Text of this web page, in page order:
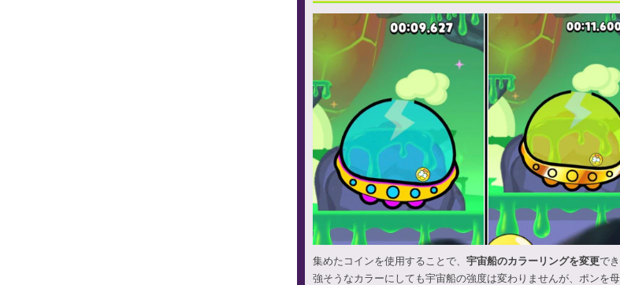
集めたコインを使用することで、 宇宙船のカラーリングを変更でき
強そうなカラーにしても宇宙船の強度は変わりませんが、ポンを